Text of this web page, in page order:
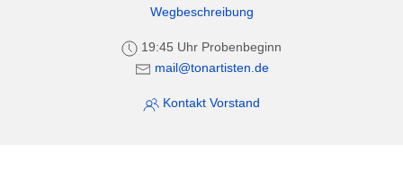
Wegbeschreibung
19:45 Uhr Probenbeginn
mail@tonartisten.de
Kontakt Vorstand